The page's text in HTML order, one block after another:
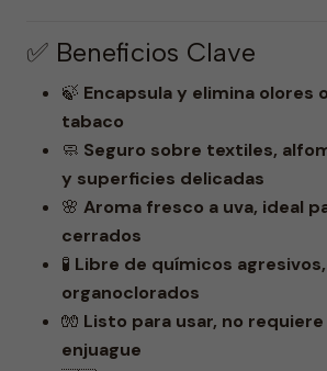
✅ Beneficios Clave
🍃 Encapsula y elimina olores
tabaco
🧼 Seguro sobre textiles,
y superficies delicadas
🌸 Aroma fresco a uva, ideal
cerrados
🧪 Libre de químicos
organoclorados
🧤 Listo para usar, no
enjuague